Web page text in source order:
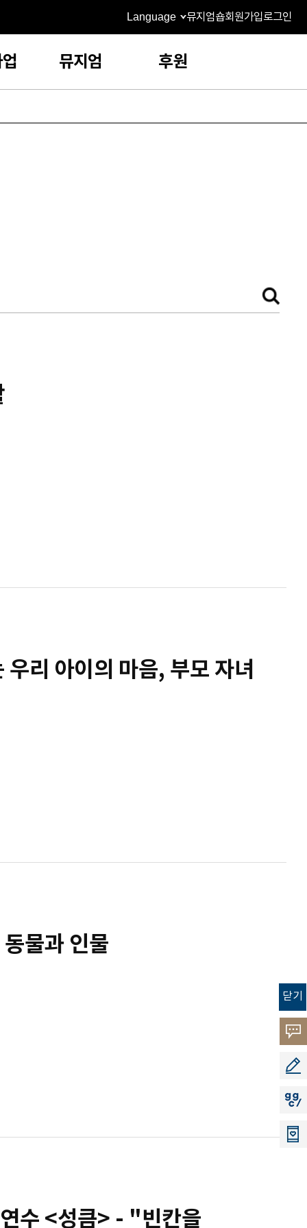
Language 뮤지엄숍회원가입로그인
뮤지엄 후원
닫기
고객
소리
공모
지지
리 아이의 마음, 부모 자녀
물과 인물
수 <성큼> - "빈칸을